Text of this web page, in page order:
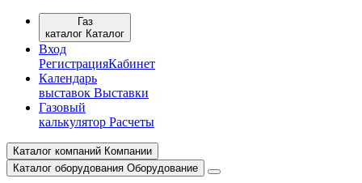
Газ
каталог Каталог
Вход
РегистрацияКабинет
Календарь
выставок Выставки
Газовый
калькулятор Расчеты
Каталог компаний Компании
Каталог оборудования Оборудование